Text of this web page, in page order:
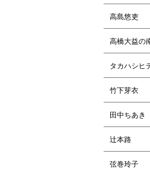
高島悠吏
高橋大益の
タカハシヒ
竹下芽衣
田中ちあき
辻本路
弦巻玲子